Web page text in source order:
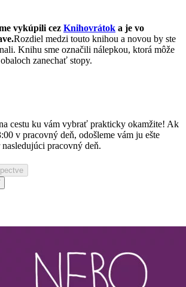
vykúpili cez Knihovrátok a je vo
Rozdiel medzi touto knihou a novou by ste
Knihu sme označili nálepkou, ktorá môže
zanechať stopy.
cestu ku vám vybrať prakticky okamžite! Ak
v pracovný deň, odošleme vám ju ešte
pracovný deň.